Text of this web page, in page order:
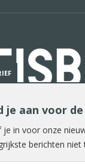
reiswereld in woord
je aan voor
je in voor onze
berichten niet